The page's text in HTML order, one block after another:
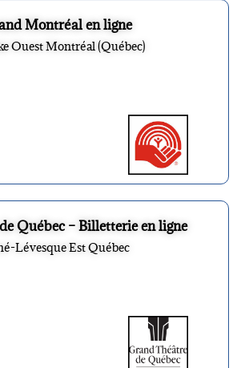
Montréal en ligne
Ouest Montréal (Québec)
Québec – Billetterie en ligne
Lévesque Est Québec